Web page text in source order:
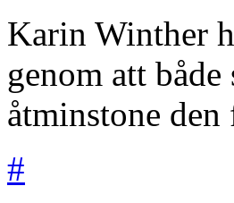
Karin Winther
genom att
åtminstone
#